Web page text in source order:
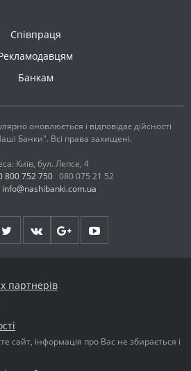
Співпраця
Банкам
оновлюється і відповідає дійсності
Банки". Всі права захищені.
Київ, бул. Лепсе, 4
800 752 750 080 075 21 52
info@nashibanki.com.ua
партнерів
сайт, інформація про Вас не збирається і